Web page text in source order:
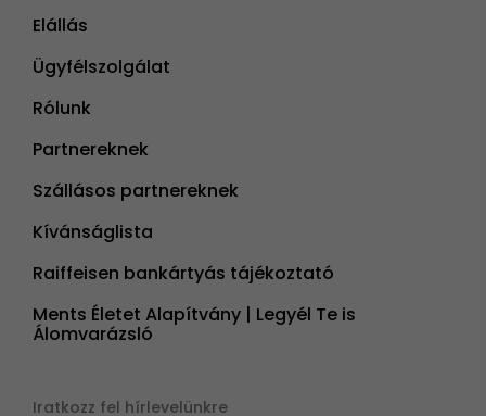
Elállás
Ügyfélszolgálat
Rólunk
Partnereknek
Szállásos partnereknek
Kívánságlista
Raiffeisen bankártyás tájékoztató
Ments Életet Alapítvány | Legyél Te is
Álomvarázsló
Iratkozz fel hírlevelünkre